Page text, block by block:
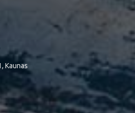
Kaunas